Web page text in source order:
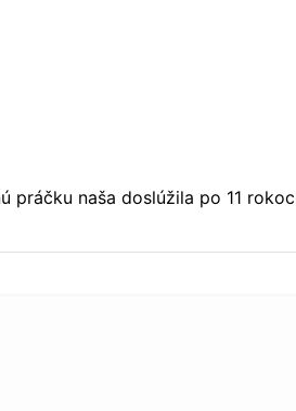
naša doslúžila po 11